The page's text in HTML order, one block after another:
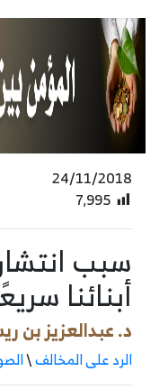
24/11/2018
7٬995
سبب
أبنائنا
د. عبدالعزيز بن
الرد على المخالف\